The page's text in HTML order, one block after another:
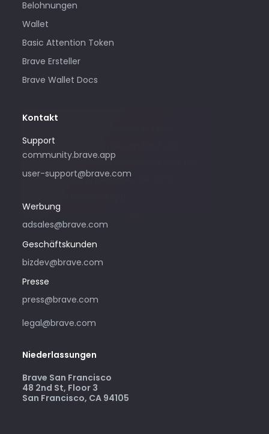
Belohnungen
Wallet
Basic Attention Token
Brave Ersteller
Brave Wallet Docs
Kontakt
Support
community.brave.app
user-support@brave.com
Werbung
adsales@brave.com
Adresse nur, wenn Sie am Kauf von
Werbung bei Brave interessiert sind. Für
Unterstützung besuchen Sie bitte
Geschäftskunden
bizdev@brave.com
Presse
press@brave.com
legal@brave.com
Niederlassungen
Brave San Francisco
48 2nd St, Floor 3
San Francisco, CA 94105